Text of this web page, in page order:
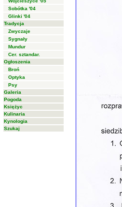
Sobótka '04
Glinki '04
Tradycja
Zwyczaje
Sygnały
Mundur
Cer. sztandar.
Ogłoszenia
Broń
Optyka
Psy
Galeria
Pogoda
Księżyc
Kulinaria
Kynologia
Szukaj